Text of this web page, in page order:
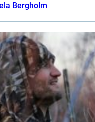
Bergholm